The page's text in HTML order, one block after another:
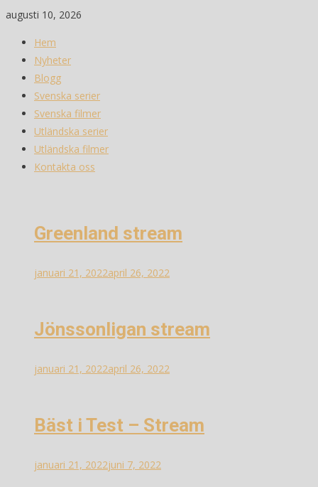
Skip
content
augusti 10, 2026
Hem
Nyheter
Blogg
Svenska serier
Svenska filmer
Utländska serier
Utländska filmer
Kontakta oss
Greenland stream
januari 21, 2022april 26, 2022
Jönssonligan stream
januari 21, 2022april 26, 2022
Bäst i Test – Stream
januari 21, 2022juni 7, 2022